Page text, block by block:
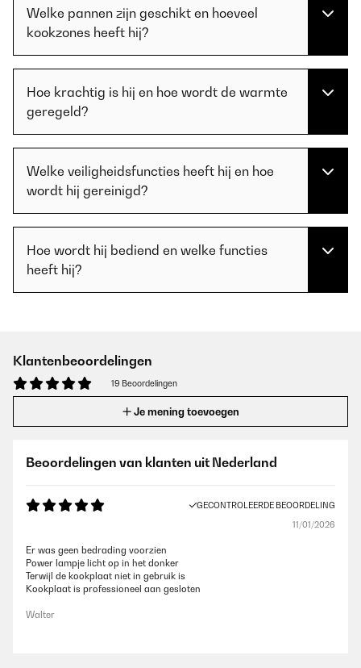
Welke pannen zijn geschikt en hoeveel
kookzones heeft hij?
Hoe krachtig is hij en hoe wordt de warmte
geregeld?
Welke veiligheidsfuncties heeft hij en hoe
wordt hij gereinigd?
Hoe wordt hij bediend en welke functies
heeft hij?
Klantenbeoordelingen
19 Beoordelingen
Je mening toevoegen
Beoordelingen van klanten uit Nederland
GECONTROLEERDE BEOORDELING
11/01/2026
Er was geen bedrading voorzien
Power lampje licht op in het donker
Terwijl de kookplaat niet in gebruik is
Kookplaat is professioneel aan gesloten
Walter